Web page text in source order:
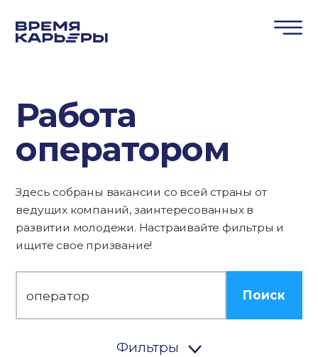
Работа
оператором
Здесь собраны вакансии со всей страны от
ведущих компаний, заинтересованных в
развитии молодежи. Настраивайте фильтры и
ищите свое призвание!
Поиск
Фильтры